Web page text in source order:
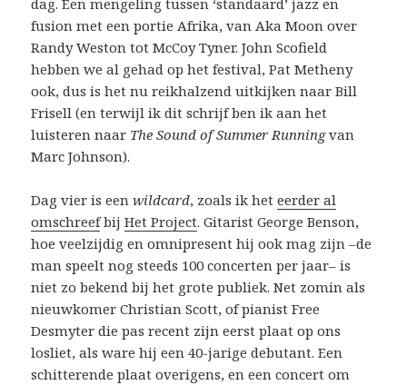
dag. Een mengeling tussen ‘standaard’ jazz en
fusion met een portie Afrika, van Aka Moon over
Randy Weston tot McCoy Tyner. John Scofield
hebben we al gehad op het festival, Pat Metheny
ook, dus is het nu reikhalzend uitkijken naar Bill
Frisell (en terwijl ik dit schrijf ben ik aan het
luisteren naar The Sound of Summer Runningvan
Marc Johnson).
Dag vier is eenwildcard, zoals ik heteerder al
omschreefbijHet Project. Gitarist George Benson,
hoe veelzijdig en omnipresent hij ook mag zijn –de
man speelt nog steeds 100 concerten per jaar– is
niet zo bekend bij het grote publiek. Net zomin als
nieuwkomer Christian Scott, of pianist Free
Desmyter die pas recent zijn eerst plaat op ons
losliet, als ware hij een 40-jarige debutant. Een
schitterende plaat overigens, en een concert om